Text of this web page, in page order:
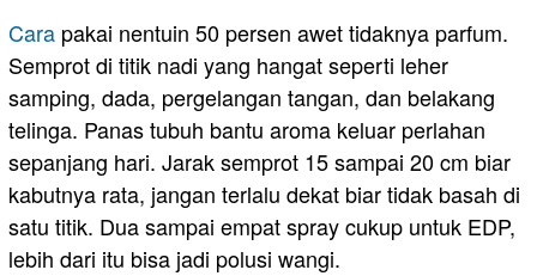
Cara pakai nentuin 50 persen awet tidaknya parfum.
Semprot di titik nadi yang hangat seperti leher
samping, dada, pergelangan tangan, dan belakang
telinga. Panas tubuh bantu aroma keluar perlahan
sepanjang hari. Jarak semprot 15 sampai 20 cm biar
kabutnya rata, jangan terlalu dekat biar tidak basah di
satu titik. Dua sampai empat spray cukup untuk EDP,
lebih dari itu bisa jadi polusi wangi.